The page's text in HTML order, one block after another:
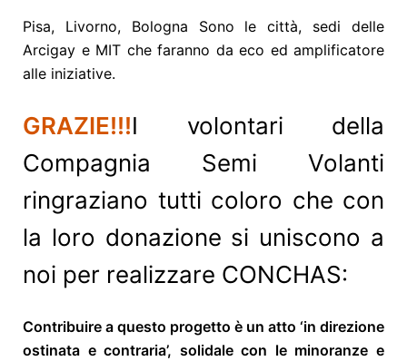
Pisa, Livorno, Bologna Sono le città, sedi delle
Arcigay e MIT che faranno da eco ed amplificatore
alle iniziative.
GRAZIE!!!I volontari della
Compagnia Semi Volanti
ringraziano tutti coloro che con
la loro donazione si uniscono a
noi per realizzare CONCHAS:
Contribuire a questo progetto è un atto ‘in direzione
ostinata e contraria’, solidale con le minoranze e